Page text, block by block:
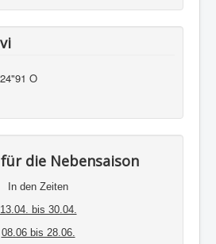
O
die Nebensaison
In den Zeiten
13.04. bis 30.04.
08.06 bis 28.06.